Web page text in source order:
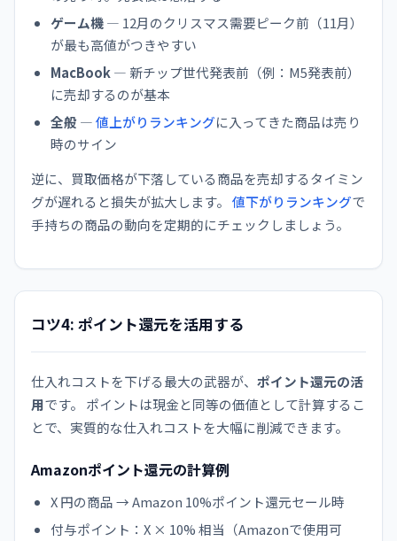
ゲーム機— 12月のクリスマス需要ピーク前（11月）
が最も高値がつきやすい
MacBook— 新チップ世代発表前（例：M5発表前）
に売却するのが基本
全般 —値上がりランキングに入ってきた商品は売り
時のサイン
逆に、買取価格が下落している商品を売却するタイミン
グが遅れると損失が拡大します。 値下がりランキングで
手持ちの商品の動向を定期的にチェックしましょう。
コツ4: ポイント還元を活用する
仕入れコストを下げる最大の武器が、 ポイント還元の活
用です。 ポイントは現金と同等の価値として計算するこ
とで、実質的な仕入れコストを大幅に削減できます。
Amazonポイント還元の計算例
X 円の商品 → Amazon 10%ポイント還元セール時
付与ポイント：X × 10% 相当（Amazonで使用可